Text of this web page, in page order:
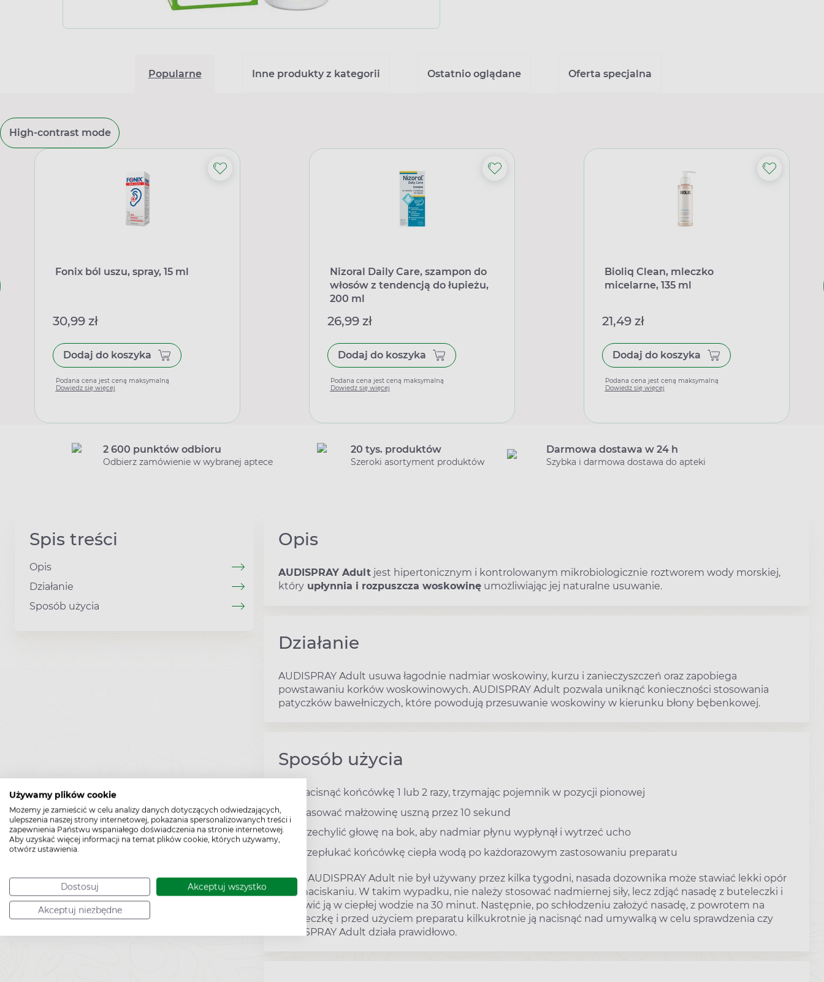
Używamy plików cookie
Możemy je zamieścić w celu analizy danych dotyczących odwiedzających,
ulepszenia naszej strony internetowej, pokazania spersonalizowanych treści i
zapewnienia Państwu wspaniałego doświadczenia na stronie internetowej.
Aby uzyskać więcej informacji na temat plików cookie, których używamy,
otwórz ustawienia.
Dostosuj Akceptuj wszystko
Akceptuj niezbędne
Popularne Inne produkty z kategorii Ostatnio oglądane Oferta specjalna
High-contrast mode
Fonix ból uszu, spray, 15 ml
30,99 zł
Dodaj do koszyka
Podana cena jest ceną maksymalną
Dowiedz się więcej
Nizoral Daily Care, szampon do
włosów z tendencją do łupieżu,
200 ml
26,99 zł
Dodaj do koszyka
Podana cena jest ceną maksymalną
Dowiedz się więcej
Bioliq Clean, mleczko
micelarne, 135 ml
21,49 zł
Dodaj do koszyka
Podana cena jest ceną maksymalną
Dowiedz się więcej
2 600 punktów odbioru
Odbierz zamówienie w wybranej aptece
20 tys. produktów
Szeroki asortyment produktów
Darmowa dostawa w 24 h
Szybka i darmowa dostawa do apteki
Spis treści
Opis
Działanie
Sposób użycia
Opis
AUDISPRAY Adult jest hipertonicznym i kontrolowanym mikrobiologicznie roztworem wody morskiej,
który upłynnia i rozpuszcza woskowinę umożliwiając jej naturalne usuwanie.
Działanie
AUDISPRAY Adult usuwa łagodnie nadmiar woskowiny, kurzu i zanieczyszczeń oraz zapobiega
powstawaniu korków woskowinowych. AUDISPRAY Adult pozwala uniknąć konieczności stosowania
patyczków bawełniczych, które powodują przesuwanie woskowiny w kierunku błony bębenkowej.
Sposób użycia
Nacisnąć końcówkę 1 lub 2 razy, trzymając pojemnik w pozycji pionowej
Masować małżowinę uszną przez 10 sekund
Przechylić głowę na bok, aby nadmiar płynu wypłynął i wytrzeć ucho
Przepłukać końcówkę ciepła wodą po każdorazowym zastosowaniu preparatu
Jeżeli AUDISPRAY Adult nie był używany przez kilka tygodni, nasada dozownika może stawiać lekki opór
przy naciskaniu. W takim wypadku, nie należy stosować nadmiernej siły, lecz zdjąć nasadę z buteleczki i
zostawić ją w ciepłej wodzie na 30 minut. Następnie, po schłodzeniu założyć nasadę, z powrotem na
buteleczkę i przed użyciem preparatu kilkukrotnie ją nacisnąć nad umywalką w celu sprawdzenia czy
AUDISPRAY Adult działa prawidłowo.